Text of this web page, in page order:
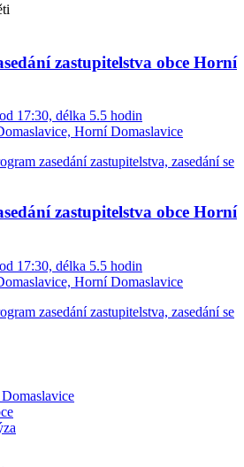
zastupitelstva obce Horní
17:30, délka 5.5 hodin
Horní Domaslavice
zasedání zastupitelstva, zasedání se
zastupitelstva obce Horní
17:30, délka 5.5 hodin
Horní Domaslavice
zasedání zastupitelstva, zasedání se